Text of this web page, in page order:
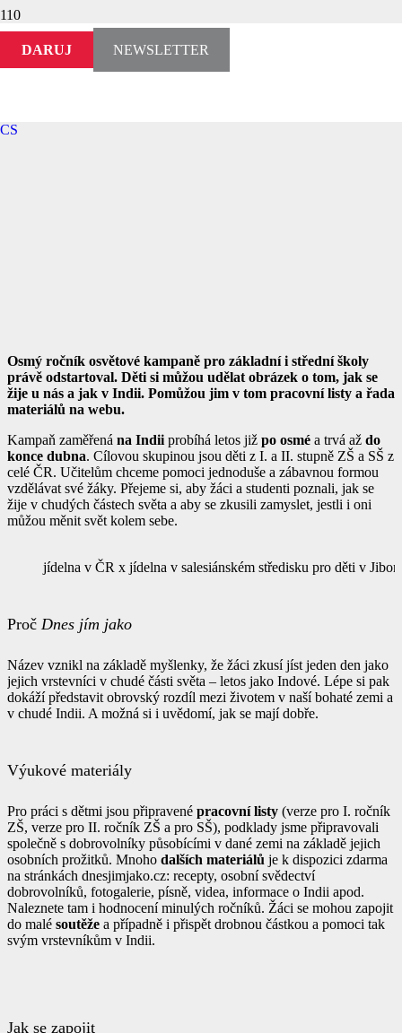
DARUJ NEWSLETTER
CS
Osmý ročník osvětové kampaně pro základní i střední školy
právě odstartoval. Děti si můžou udělat obrázek o tom, jak se
žije u nás a jak v Indii. Pomůžou jim v tom pracovní listy a řada
materiálů na webu.
Kampaň zaměřená na Indii probíhá letos již po osmé a trvá až do
konce dubna. Cílovou skupinou jsou děti z I. a II. stupně ZŠ a SŠ z
celé ČR. Učitelům chceme pomoci jednoduše a zábavnou formou
vzdělávat své žáky. Přejeme si, aby žáci a studenti poznali, jak se
žije v chudých částech světa a aby se zkusili zamyslet, jestli i oni
můžou měnit svět kolem sebe.
jídelna v ČR x jídelna v salesiánském středisku pro děti v
Proč Dnes jím jako
Název vznikl na základě myšlenky, že žáci zkusí jíst jeden den jako
jejich vrstevníci v chudé části světa – letos jako Indové. Lépe si pak
dokáží představit obrovský rozdíl mezi životem v naší bohaté zemi a
v chudé Indii. A možná si i uvědomí, jak se mají dobře.
Výukové materiály
Pro práci s dětmi jsou připravené pracovní listy (verze pro I. ročník
ZŠ, verze pro II. ročník ZŠ a pro SŠ), podklady jsme připravovali
společně s dobrovolníky působícími v dané zemi na základě jejich
osobních prožitků. Mnoho dalších materiálů je k dispozici zdarma
na stránkách dnesjimjako.cz: recepty, osobní svědectví
dobrovolníků, fotogalerie, písně, videa, informace o Indii apod.
Naleznete tam i hodnocení minulých ročníků. Žáci se mohou zapojit
do malé soutěže a případně i přispět drobnou částkou a pomoci tak
svým vrstevníkům v Indii.
Jak se zapojit